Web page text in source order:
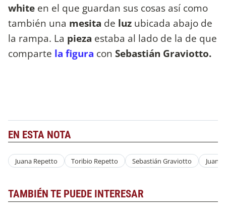
white en el que guardan sus cosas así como
también una mesita de luz ubicada abajo de
la rampa. La pieza estaba al lado de la de que
comparte la figura con Sebastián Graviotto.
EN ESTA NOTA
Juana Repetto Toribio Repetto Sebastián Graviotto Juana
TAMBIÉN TE PUEDE INTERESAR